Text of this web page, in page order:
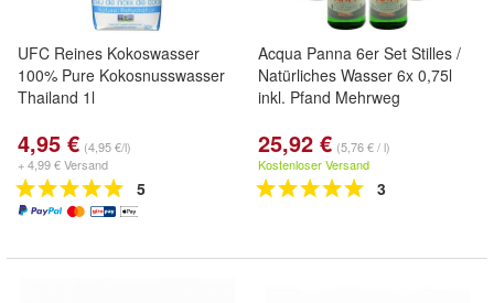
UFC Reines Kokoswasser
100% Pure Kokosnusswasser
Thailand 1l
4,95 € (4,95 €/l)
+ 4,99 € Versand
5
Acqua Panna 6er Set Stilles /
Natürliches Wasser 6x 0,75l
inkl. Pfand Mehrweg
25,92 € (5,76 € / l)
Kostenloser Versand
3